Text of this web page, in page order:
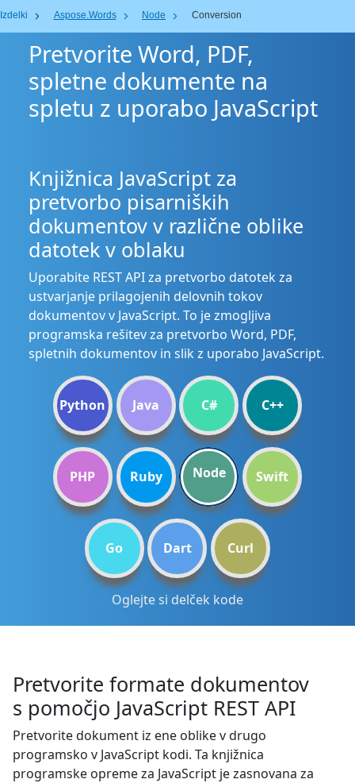
Izdelki Aspose.Words Node Conversion
Pretvorite Word, PDF,
spletne dokumente na
spletu z uporabo JavaScript
Knjižnica JavaScript za
pretvorbo pisarniških
dokumentov v različne oblike
datotek v oblaku
Uporabite REST API za pretvorbo datotek za
ustvarjanje prilagojenih delovnih tokov
dokumentov v JavaScript. To je zmogljiva
programska rešitev za pretvorbo Word, PDF,
spletnih dokumentov in slik z uporabo JavaScript.
Python Java C# C++
PHP Ruby Node Swift
Go Dart Curl
Oglejte si delček kode
Pretvorite formate dokumentov
s pomočjo JavaScript REST API
Pretvorite dokument iz ene oblike v drugo
programsko v JavaScript kodi. Ta knjižnica
programske opreme za JavaScript je zasnovana za